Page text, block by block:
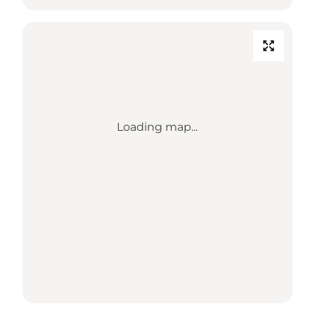
Loading map...